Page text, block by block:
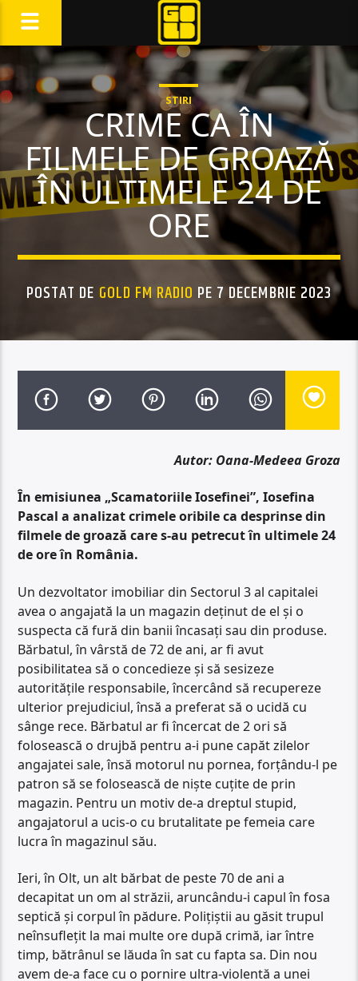
STIRI
CRIME CA ÎN
FILMELE DE GROAZĂ
ÎN ULTIMELE 24 DE
ORE
POSTAT DE GOLD FM RADIO PE 7 DECEMBRIE 2023
Autor: Oana-Medeea Groza
În emisiunea „Scamatoriile Iosefinei”, Iosefina
Pascal a analizat crimele oribile ca desprinse din
filmele de groază care s-au petrecut în ultimele 24
de ore în România.
Un dezvoltator imobiliar din Sectorul 3 al capitalei
avea o angajată la un magazin deținut de el și o
suspecta că fură din banii încasați sau din produse.
Bărbatul, în vârstă de 72 de ani, ar fi avut
posibilitatea să o concedieze și să sesizeze
autoritățile responsabile, încercând să recupereze
ulterior prejudiciul, însă a preferat să o ucidă cu
sânge rece. Bărbatul ar fi încercat de 2 ori să
folosească o drujbă pentru a-i pune capăt zilelor
angajatei sale, însă motorul nu pornea, forțându-l pe
patron să se folosească de niște cuțite de prin
magazin. Pentru un motiv de-a dreptul stupid,
angajatorul a ucis-o cu brutalitate pe femeia care
lucra în magazinul său.
Ieri, în Olt, un alt bărbat de peste 70 de ani a
decapitat un om al străzii, aruncându-i capul în fosa
septică și corpul în pădure. Polițiștii au găsit trupul
neînsuflețit la mai multe ore după crimă, iar între
timp, bătrânul se lăuda în sat cu fapta sa. Din nou
avem de-a face cu o pornire ultra-violentă a unei